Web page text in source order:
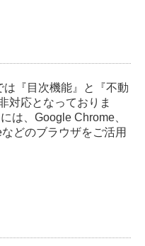
『目次機能』と『不動
対応となっておりま
は、Google Chrome、
どのブラウザをご活用